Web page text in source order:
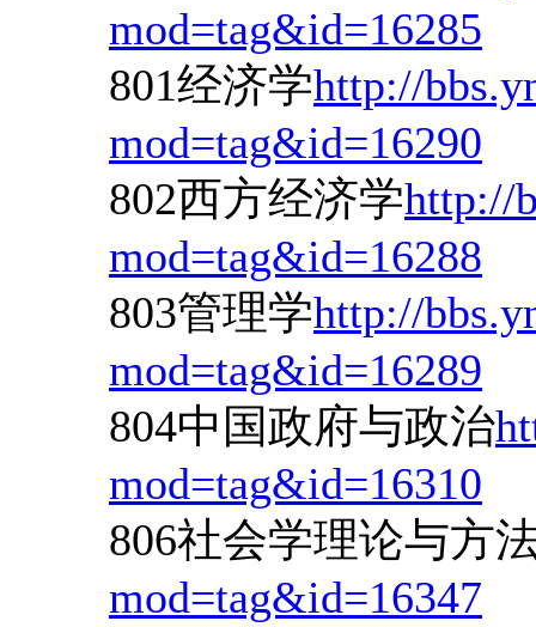
mod=tag&id=16285
801经济学http://
mod=tag&id=16290
802西方经济学http://
mod=tag&id=16288
803管理学http://
mod=tag&id=16289
804中国政府与政治
mod=tag&id=16310
806社会学理论与方
mod=tag&id=16347